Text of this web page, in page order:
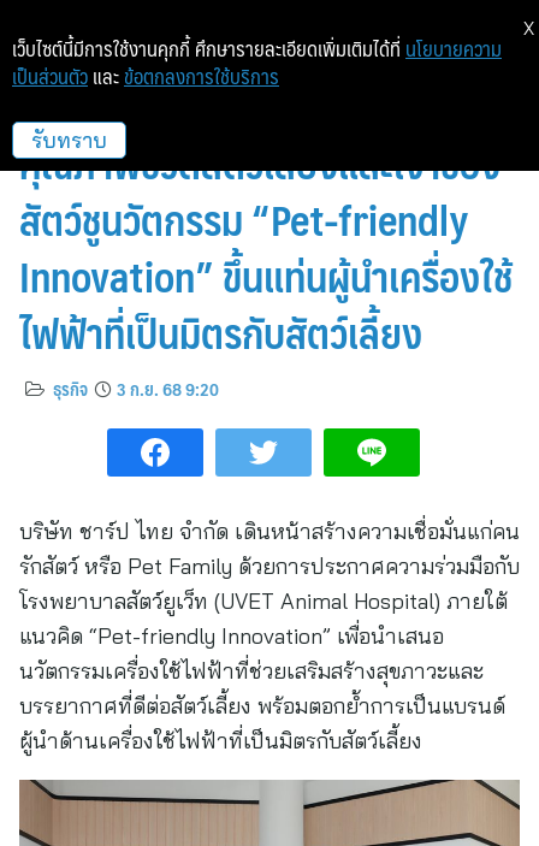
ชาร์ป จับมือ UVET ยกระดับ
คุณภาพชีวิตสัตว์เลี้ยงและเจ้าของ
สัตว์ชูนวัตกรรม “Pet-friendly
Innovation” ขึ้นแท่นผู้นำเครื่องใช้
ไฟฟ้าที่เป็นมิตรกับสัตว์เลี้ยง
ธุรกิจ 3 ก.ย. 68 9:20
บริษัท ชาร์ป ไทย จำกัด เดินหน้าสร้างความเชื่อมั่นแก่คน
รักสัตว์ หรือ Pet Family ด้วยการประกาศความร่วมมือกับ
โรงพยาบาลสัตว์ยูเว็ท (UVET Animal Hospital) ภายใต้
แนวคิด “Pet-friendly Innovation” เพื่อนำเสนอ
นวัตกรรมเครื่องใช้ไฟฟ้าที่ช่วยเสริมสร้างสุขภาวะและ
บรรยากาศที่ดีต่อสัตว์เลี้ยง พร้อมตอกย้ำการเป็นแบรนด์
ผู้นำด้านเครื่องใช้ไฟฟ้าที่เป็นมิตรกับสัตว์เลี้ยง
เว็บไซต์นี้มีการใช้งานคุกกี้ ศึกษารายละเอียดเพิ่มเติมได้ที่ นโยบายความ
เป็นส่วนตัว และ ข้อตกลงการใช้บริการ
รับทราบ
X